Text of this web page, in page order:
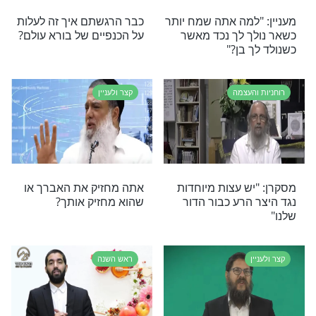
בינלאומית
איך להיות גדול כמו הרב
קנייבסקי זצ''ל?
ועל התשועות -
על מה
למה בני העיר ג'רבא הגיעו
כולם לחתונת הרב מאזוז?